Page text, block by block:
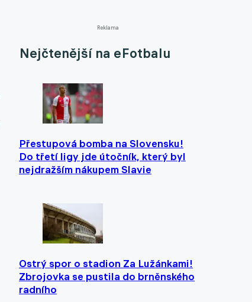
Reklama
Nejčtenější na eFotbalu
Přestupová bomba na Slovensku!
Do třetí ligy jde útočník, který byl
nejdražším nákupem Slavie
Ostrý spor o stadion Za Lužánkami!
Zbrojovka se pustila do brněnského
radního